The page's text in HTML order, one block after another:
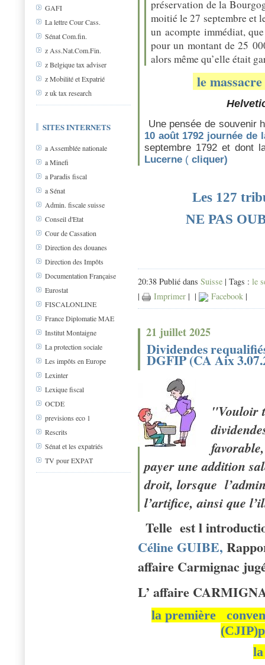
GAFI
La lettre Cour Cass.
Sénat Com.fin.
z Ass.Nat.Com.Fin.
z Belgique tax adviser
z Mobilité et Expatrié
z uk tax research
SITES INTERNETS
a Assemblée nationale
a Minefi
a Paradis fiscal
a Sénat
Admin. fiscale suisse
Conseil d'Etat
Cour de Cassation
Direction des douanes
Direction des Impôts
Documentation Française
Eurostat
FISCALONLINE
France Diplomatie MAE
Institut Montaigne
La protection sociale
Les impôts en Europe
Lexinter
Lexique fiscal
OCDE
previsions eco 1
Rescrits
Sénat et les expatriés
TV pour EXPAT
préservation de la
moitié le 27 septembre et
un acompte immédiat,
pour un montant de 25
alors même qu’elle était
le
Une pensée de
10 août 1792 journée de
septembre 1792 et dont
Lucerne ( cliquer)
Les 127
NE PAS
20:38 Publié dans Suisse | Tags : le
|
Imprimer | | Facebook |
21 juillet 2025
Dividendes
DGFIP (CA Aix
"Vouloir
payer une addition
droit, lorsque
l’artifice, ainsi que
Telle est l
Céline GUIBE,
affaire Carmignac
L’ affaire
la première
(CJIP)